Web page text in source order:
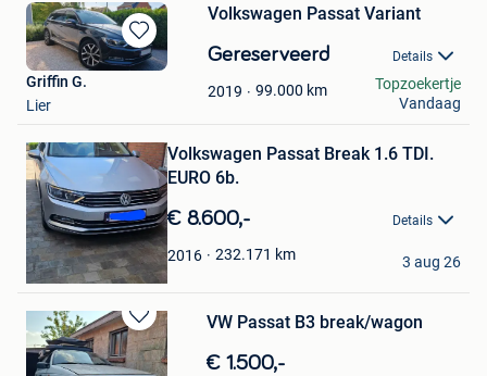
Bewaren
in
Volkswagen Passat Variant
Gereserveerd Details
2019 99.000 km
Griffin G.
Lier
Topzoekertje
Vandaag
Mijn
Favorieten
Volkswagen Passat Break 1.6 TDI.
EURO 6b.
€ 8.600,- Details
2016 232.171 km
KEVIN
Zwevegem
3 aug 26
Bewaren
in
VW Passat B3 break/wagon
€ 1.500,-